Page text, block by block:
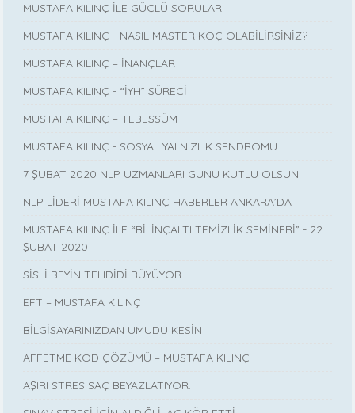
MUSTAFA KILINÇ İLE GÜÇLÜ SORULAR
MUSTAFA KILINÇ - NASIL MASTER KOÇ OLABİLİRSİNİZ?
MUSTAFA KILINÇ – İNANÇLAR
MUSTAFA KILINÇ - “İYH” SÜRECİ
MUSTAFA KILINÇ – TEBESSÜM
MUSTAFA KILINÇ - SOSYAL YALNIZLIK SENDROMU
7 ŞUBAT 2020 NLP UZMANLARI GÜNÜ KUTLU OLSUN
NLP LİDERİ MUSTAFA KILINÇ HABERLER ANKARA’DA
MUSTAFA KILINÇ İLE “BİLİNÇALTI TEMİZLİK SEMİNERİ” - 22
ŞUBAT 2020
SİSLİ BEYİN TEHDİDİ BÜYÜYOR
EFT – MUSTAFA KILINÇ
BİLGİSAYARINIZDAN UMUDU KESİN
AFFETME KOD ÇÖZÜMÜ – MUSTAFA KILINÇ
AŞIRI STRES SAÇ BEYAZLATIYOR.